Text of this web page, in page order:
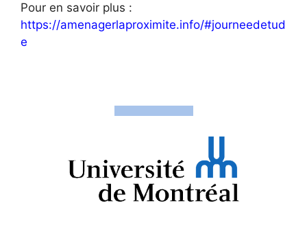
Pour en savoir plus :
https://amenagerlaproximite.info/#journeedetud
e